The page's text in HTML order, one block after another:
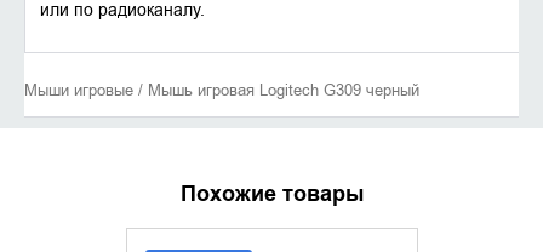
или по радиоканалу.
Мыши игровые / Мышь игровая Logitech G309 черный
Похожие товары